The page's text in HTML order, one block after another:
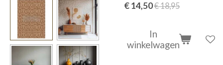
€ 14,50€ 18,95
In
winkelwagen